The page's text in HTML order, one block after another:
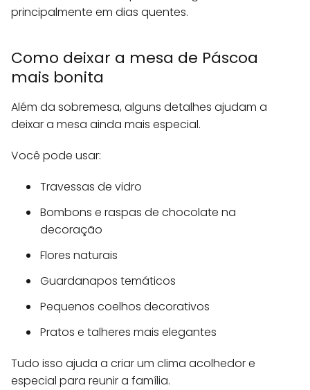
principalmente em dias quentes.
Como deixar a mesa de Páscoa
mais bonita
Além da sobremesa, alguns detalhes ajudam a
deixar a mesa ainda mais especial.
Você pode usar:
Travessas de vidro
Bombons e raspas de chocolate na
decoração
Flores naturais
Guardanapos temáticos
Pequenos coelhos decorativos
Pratos e talheres mais elegantes
Tudo isso ajuda a criar um clima acolhedor e
especial para reunir a família.